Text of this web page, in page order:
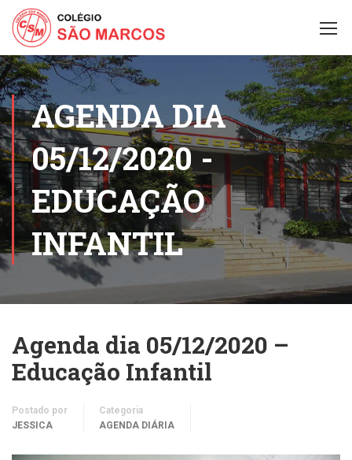
AGENDA DIA
05/12/2020 -
EDUCAÇÃO
INFANTIL
Agenda dia 05/12/2020 –
Educação Infantil
Postado por
JESSICA
Categoria
AGENDA DIÁRIA